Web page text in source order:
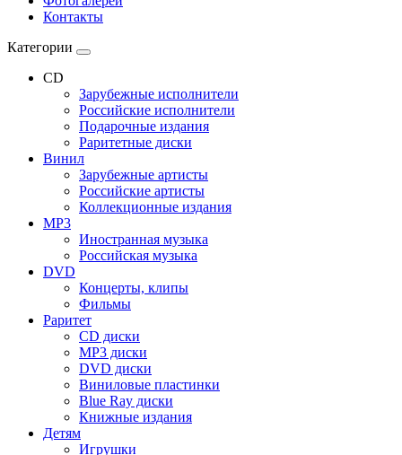
Контакты
Категории
CD
Зарубежные исполнители
Российские исполнители
Подарочные издания
Раритетные диски
Винил
Зарубежные артисты
Российские артисты
Коллекционные издания
MP3
Иностранная музыка
Российская музыка
DVD
Концерты, клипы
Фильмы
Раритет
CD диски
MP3 диски
DVD диски
Виниловые пластинки
Blue Ray диски
Книжные издания
Детям
Игрушки